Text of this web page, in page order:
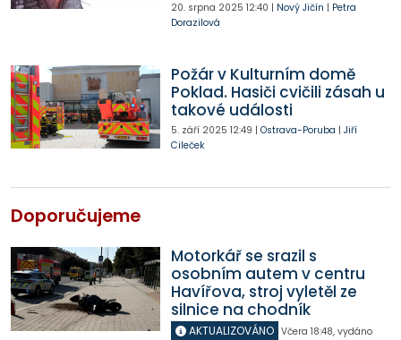
20. srpna 2025 12:40 | Nový Jičín | Petra
Dorazilová
Požár v Kulturním domě
Poklad. Hasiči cvičili zásah u
takové události
5. září 2025 12:49 | Ostrava-Poruba | Jiří
Cileček
Doporučujeme
Motorkář se srazil s
osobním autem v centru
Havířova, stroj vyletěl ze
silnice na chodník
AKTUALIZOVÁNO Včera 18:48, vydáno